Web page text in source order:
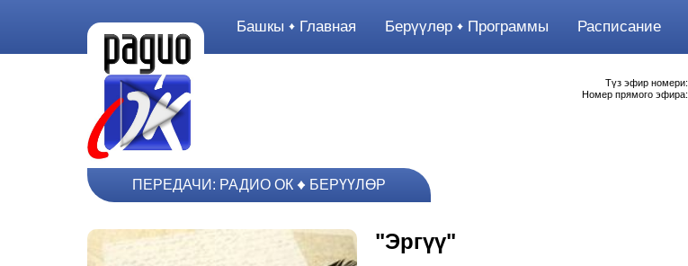
Башкы Главная Берүүлөр Программы Расписание
Түз эфир номери:
Номер прямого эфира:
ПЕРЕДАЧИ: РАДИО ОК БЕРҮҮЛӨР
"Эргүү"